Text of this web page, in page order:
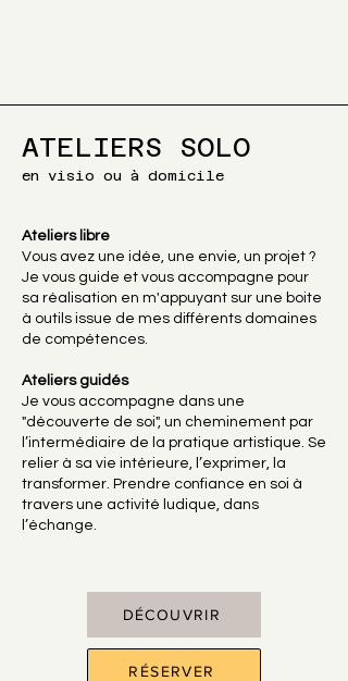
ATELIERS SOLO
en visio ou à domicile
Ateliers libre
Vous avez une idée, une envie, un projet ?
Je vous guide et vous accompagne pour
sa réalisation en m'appuyant sur une boite
à outils issue de mes différents domaines
de compétences.
Ateliers guidés
Je vous accompagne dans une
"découverte de soi", un cheminement par
l’intermédiaire de la pratique artistique. Se
relier à sa vie intérieure, l’exprimer, la
transformer. Prendre confiance en soi à
travers une activité ludique, dans
l’échange.
DÉCOUVRIR
RÉSERVER